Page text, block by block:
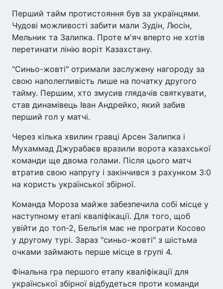
Перший тайм протистояння був за українцями.
Чудові можливості забити мали Зудін, Люсін,
Мельник та Залипка. Проте м'яч вперто не хотів
перетинати лінію воріт Казахстану.
"Синьо-жовті" отримали заслужену нагороду за
свою наполегливість лише на початку другого
тайму. Першим, хто змусив глядачів святкувати,
став динамівець Іван Андрейко, який забив
перший гол у матчі.
Через кілька хвилин гравці Арсен Залипка і
Мухаммад Джурабаєв вразили ворота казахської
команди ще двома голами. Після цього матч
втратив свою напругу і закінчився з рахунком 3:0
на користь української збірної.
Команда Мороза майже забезпечила собі місце у
наступному етапі кваліфікації. Для того, щоб
увійти до топ-2, Бельгія має не програти Косово
у другому турі. Зараз "синьо-жовті" з шістьма
очками займають перше місце в групі 4.
Фінальна гра першого етапу кваліфікації для
української збірної відбудеться проти команди